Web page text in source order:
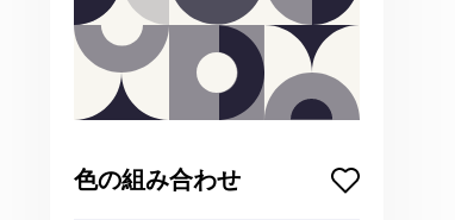
色の組み合わせ